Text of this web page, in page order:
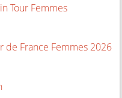
Tour Femmes
de France Femmes 2026